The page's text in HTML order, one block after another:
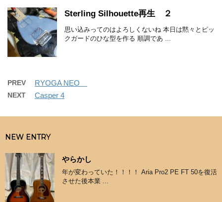
Sterling Silhouette再生 ２
思い込みってのはよろしくないね 本日は黙々とピッ
クガードのひな型を作る 順調であ ...
PREV RYOGA NEO
NEXT Casper 4
NEW ENTRY
やらかし
年が変わっていた！！！！ Aria Pro2 PE FT 50を復活
させた後本業 ...